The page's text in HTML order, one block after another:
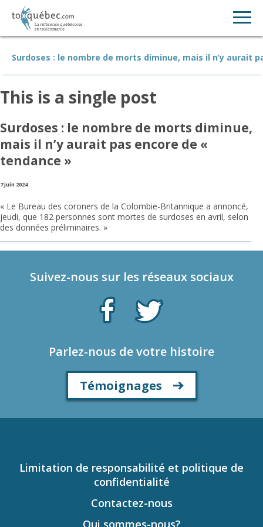
Surdoses : le nombre de morts diminue, mais il n’y aurait
This is a single post
Surdoses : le nombre de morts diminue,
mais il n’y aurait pas encore de «
tendance »
7 juin 2024
« Le Bureau des coroners de la Colombie-Britannique a annoncé,
jeudi, que 182 personnes sont mortes de surdoses en avril, selon
des données préliminaires. »
Suivez-nous sur les réseaux sociaux
Parlez-nous de votre histoire
Témoignages
Limitation de responsabilité et politique de
confidentialité
Contactez-nous
Qui sommes-nous?